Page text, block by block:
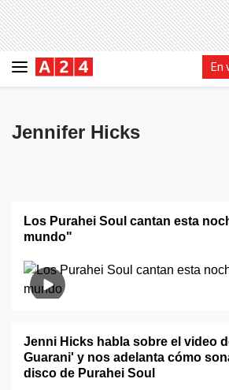
En
Jennifer Hicks
Los Purahei Soul cantan esta
mundo"
Jenni Hicks habla sobre el video
Guarani' y nos adelanta cómo
disco de Purahei Soul